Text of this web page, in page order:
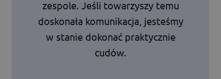
zespole. Jeśli towarzyszy temu
doskonała komunikacja, jesteśmy
w stanie dokonać praktycznie
cudów.